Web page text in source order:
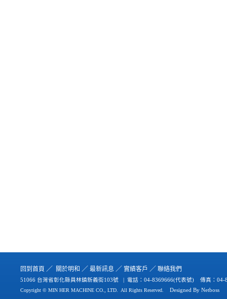
回到首頁 ／ 關於明和 ／ 最新訊息 ／ 實績客戶 ／ 聯絡我們
51066 台灣省彰化縣員林鎮新義街103號 | 電話： 04-8369666(代表號) 傳真：04-
Copyright © MIN HER MACHINE CO., LTD.
All Rights Reserved. Designed By Netboss